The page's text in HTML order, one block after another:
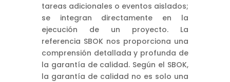
tareas adicionales o eventos aislados;
se integran directamente en la
ejecución de un proyecto. La
referencia SBOK nos proporciona una
comprensión detallada y profunda de
la garantía de calidad. Según el SBOK,
la garantía de calidad no es solo una